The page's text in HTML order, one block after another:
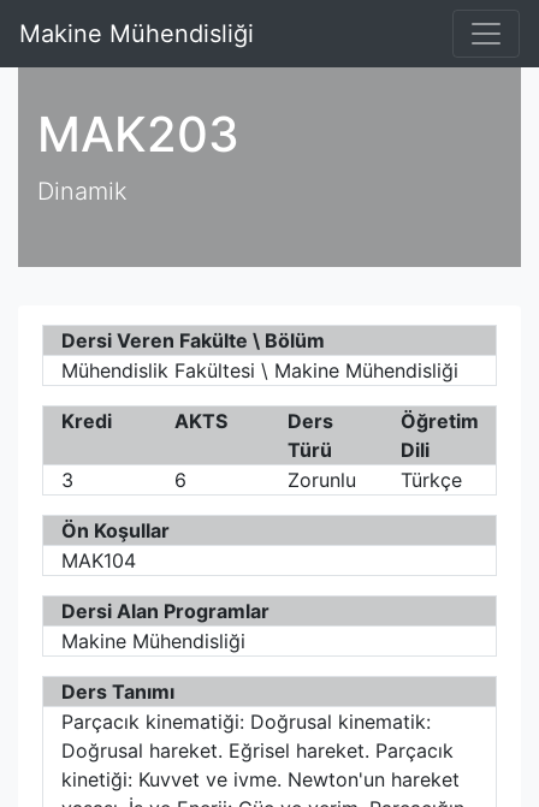
Makine Mühendisliği
MAK203
Dinamik
Dersi Veren Fakülte \ Bölüm
Mühendislik Fakültesi \ Makine Mühendisliği
Kredi AKTS
Ders
Türü
Öğretim
Dili
3
6 Zorunlu Türkçe
Ön Koşullar
MAK104
Dersi Alan Programlar
Makine Mühendisliği
Ders Tanımı
Parçacık kinematiği: Doğrusal kinematik:
Doğrusal hareket. Eğrisel hareket. Parçacık
kinetiği: Kuvvet ve ivme. Newton'un hareket